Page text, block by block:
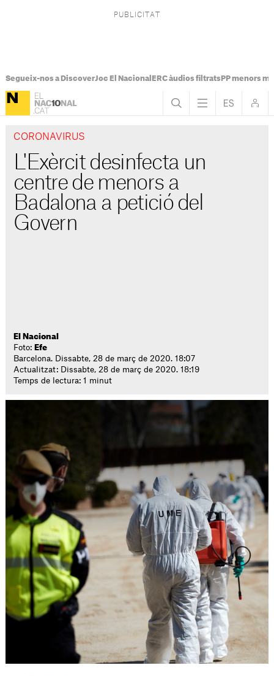
Segueix-nos a DiscoverJoc El Nacional ERC àudios filtratsPP menors
CORONAVIRUS
L'Exèrcit desinfecta un
centre de menors a
Badalona a petició del
Govern
El Nacional
Foto: Efe
Barcelona. Dissabte, 28 de març de 2020. 18:07
Actualitzat: Dissabte, 28 de març de 2020. 18:19
Temps de lectura: 1 minut